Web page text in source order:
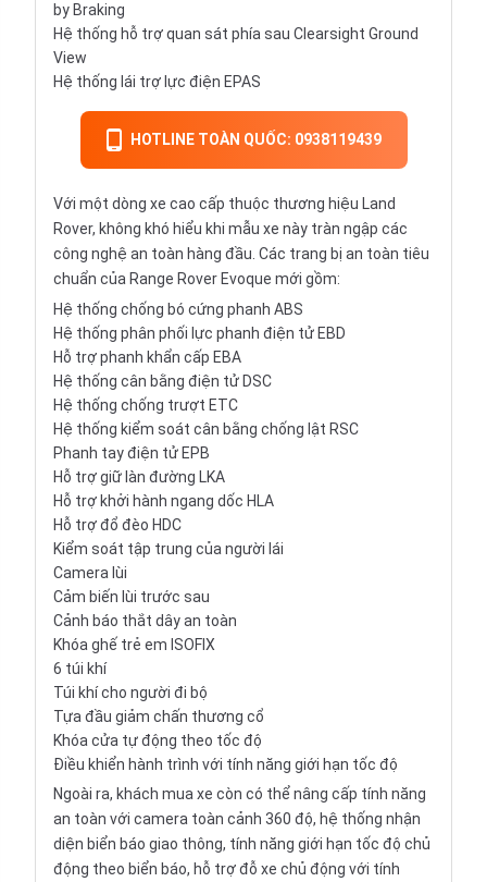
by Braking
Hệ thống hỗ trợ quan sát phía sau Clearsight Ground
View
Hệ thống lái trợ lực điện EPAS
HOTLINE TOÀN QUỐC: 0938119439
Với một dòng xe cao cấp thuộc thương hiệu Land
Rover, không khó hiểu khi mẫu xe này tràn ngập các
công nghệ an toàn hàng đầu. Các trang bị an toàn tiêu
chuẩn của Range Rover Evoque mới gồm:
Hệ thống chống bó cứng phanh ABS
Hệ thống phân phối lực phanh điện tử EBD
Hỗ trợ phanh khẩn cấp EBA
Hệ thống cân bằng điện tử DSC
Hệ thống chống trượt ETC
Hệ thống kiểm soát cân bằng chống lật RSC
Phanh tay điện tử EPB
Hỗ trợ giữ làn đường LKA
Hỗ trợ khởi hành ngang dốc HLA
Hỗ trợ đổ đèo HDC
Kiểm soát tập trung của người lái
Camera lùi
Cảm biến lùi trước sau
Cảnh báo thắt dây an toàn
Khóa ghế trẻ em ISOFIX
6 túi khí
Túi khí cho người đi bộ
Tựa đầu giảm chấn thương cổ
Khóa cửa tự động theo tốc độ
Điều khiển hành trình với tính năng giới hạn tốc độ
Ngoài ra, khách mua xe còn có thể nâng cấp tính năng
an toàn với camera toàn cảnh 360 độ, hệ thống nhận
diện biển báo giao thông, tính năng giới hạn tốc độ chủ
động theo biển báo, hỗ trợ đỗ xe chủ động với tính